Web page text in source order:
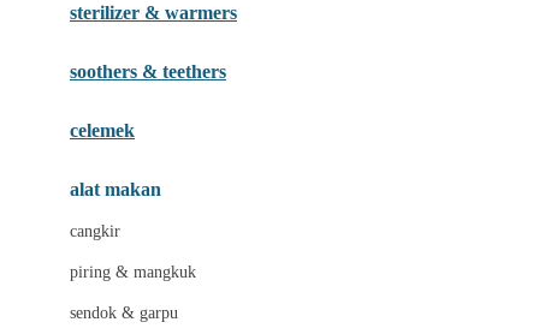
Hybrid
I
Inlacta DHA
Ivenet
sterilizer & warmers
soothers & teethers
celemek
alat makan
cangkir
piring & mangkuk
sendok & garpu